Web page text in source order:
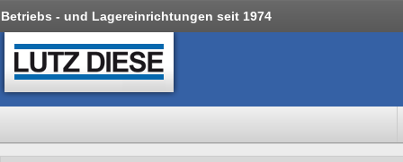
Betriebs - und Lagereinrichtungen seit 1974